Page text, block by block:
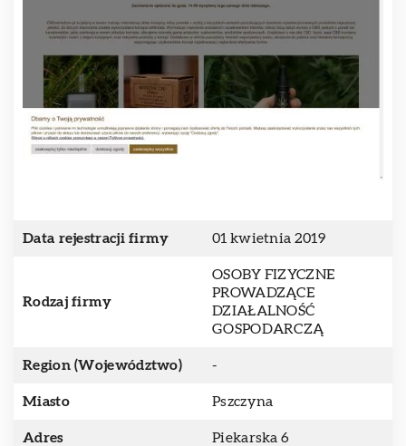
Data rejestracji firmy 01 kwietnia 2019
Rodzaj firmy
OSOBY FIZYCZNE
PROWADZĄCE
DZIAŁALNOŚĆ
GOSPODARCZĄ
Region (Województwo) -
Miasto Pszczyna
Adres Piekarska 6